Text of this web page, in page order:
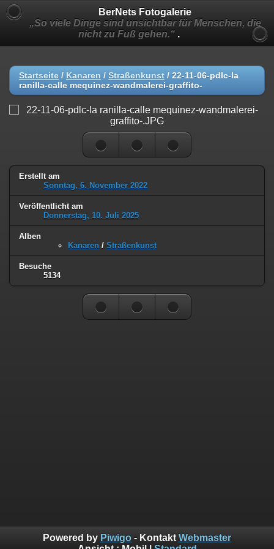
BerNets Fotogalerie
„So viele Dinge sind unsichtbar für Menschen, die
nicht zu Fuß gehen.“ .
Startseite / Kanaren / Straßenkunst / 22-11-06-pdlc-la
ranilla-calle mequinez-wandmalerei-graffito-
Erstellt am
Sonntag, 6. November 2022
Veröffentlicht am
Donnerstag, 10. Juli 2025
Alben
Kanaren / Straßenkunst
Besuche
5134
Powered by Piwigo - Kontakt Webmaster